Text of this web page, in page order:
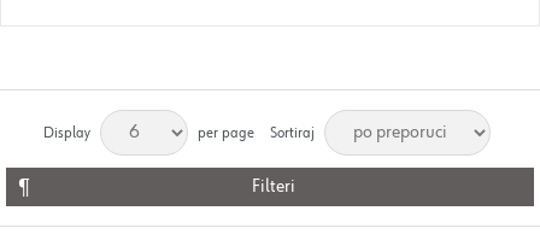
Display per page Sortiraj
Filteri